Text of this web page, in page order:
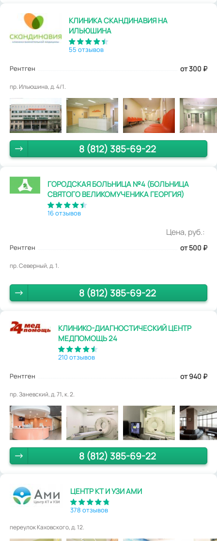
КЛИНИКА СКАНДИНАВИЯ НА
ИЛЬЮШИНА
55 отзывов
Рентген от 300 ₽
пр. Ильюшина, д. 4/1.
8 (812) 385-69-22
ГОРОДСКАЯ БОЛЬНИЦА №4 (БОЛЬНИЦА
СВЯТОГО ВЕЛИКОМУЧЕНИКА ГЕОРГИЯ)
16 отзывов
Цена, руб.:
Рентген от 500 ₽
пр. Северный, д. 1.
8 (812) 385-69-22
КЛИНИКО-ДИАГНОСТИЧЕСКИЙ ЦЕНТР
МЕДПОМОЩЬ 24
210 отзывов
Рентген от 940 ₽
пр. Заневский, д. 71, к. 2.
8 (812) 385-69-22
ЦЕНТР КТ И УЗИ АМИ
378 отзывов
переулок Каховского, д. 12.